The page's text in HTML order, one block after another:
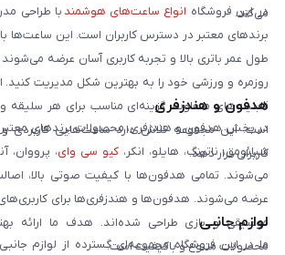
می‌کند.
در این فروشگاه انواع ساعت‌های هوشمند با طراحی
برندهای معتبر در دسترس کاربران است. این ساعت‌ها با
طول عمر باتری بالا و تجربه کاربری آسان عرضه می‌شوند
روزمره و ورزشی خود را به بهترین شکل مدیریت کنید.
قابلیت‌های متفاوت، گزینه‌ای مناسب برای هر سلیقه
است. این مجموعه تلاش دارد ساعت‌هایی کاربردی و
کاربران قرار دهد.
هدفون و هندزفری
در بخش هدفون و هندزفری، محصولات برندهای
شیائومی، ناتینگ، هایلو، انکر، کیو سی وای، پرووان،
می‌شوند. تمامی هدفون‌ها با کیفیت صوتی بالا، اصالت
عرضه می‌شوند. هدفون‌ها و هندزفری‌ها برای
موسیقی و بازی طراحی شده‌اند. هدف ما ارائه
محصولات متنوع و باکیفیت است.
لوازم جانبی
ما در این فروشگاه مجموعه‌ای گسترده از لوازم